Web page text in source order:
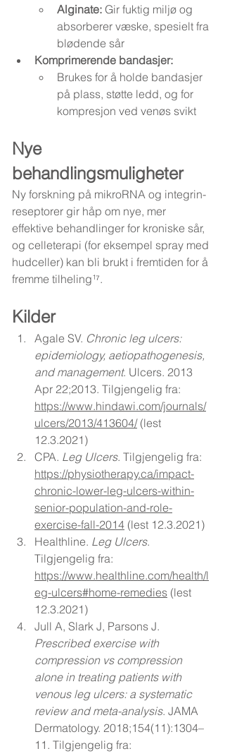
Alginate: Gir fuktig miljø og
absorberer væske, spesielt fra
blødende sår
Komprimerende bandasjer:
Brukes for å holde bandasjer
på plass, støtte ledd, og for
kompresjon ved venøs svikt
Nye
behandlingsmuligheter
Ny forskning på mikroRNA og integrin-
reseptorer gir håp om nye, mer
effektive behandlinger for kroniske sår,
og celleterapi (for eksempel spray med
hudceller) kan bli brukt i fremtiden for å
fremme tilheling¹⁷.
Kilder
Agale SV. Chronic leg ulcers:
epidemiology, aetiopathogenesis,
and management. Ulcers. 2013
Apr 22;2013. Tilgjengelig fra:
https://www.hindawi.com/journals/
ulcers/2013/413604/ (lest
12.3.2021)
CPA. Leg Ulcers. Tilgjengelig fra:
https://physiotherapy.ca/impact-
chronic-lower-leg-ulcers-within-
senior-population-and-role-
exercise-fall-2014 (lest 12.3.2021)
Healthline. Leg Ulcers.
Tilgjengelig fra:
https://www.healthline.com/health/l
eg-ulcers#home-remedies (lest
12.3.2021)
Jull A, Slark J, Parsons J.
Prescribed exercise with
compression vs compression
alone in treating patients with
venous leg ulcers: a systematic
review and meta-analysis. JAMA
Dermatology. 2018;154(11):1304–
11. Tilgjengelig fra: